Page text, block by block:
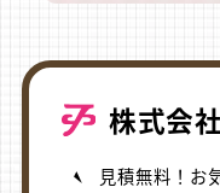
株式会
見積無料！お